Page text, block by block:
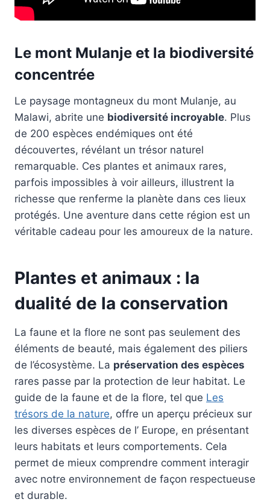
Le mont Mulanje et la biodiversité
concentrée
Le paysage montagneux du mont Mulanje, au
Malawi, abrite une biodiversité incroyable. Plus
de 200 espèces endémiques ont été
découvertes, révélant un trésor naturel
remarquable. Ces plantes et animaux rares,
parfois impossibles à voir ailleurs, illustrent la
richesse que renferme la planète dans ces lieux
protégés. Une aventure dans cette région est un
véritable cadeau pour les amoureux de la nature.
Plantes et animaux : la
dualité de la conservation
La faune et la flore ne sont pas seulement des
éléments de beauté, mais également des piliers
de l’écosystème. La préservation des espèces
rares passe par la protection de leur habitat. Le
guide de la faune et de la flore, tel que Les
trésors de la nature, offre un aperçu précieux sur
les diverses espèces de l’ Europe, en présentant
leurs habitats et leurs comportements. Cela
permet de mieux comprendre comment interagir
avec notre environnement de façon respectueuse
et durable.